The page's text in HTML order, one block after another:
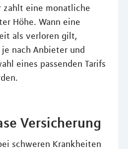
zahlt eine monatliche
Höhe. Wann eine
als verloren gilt,
nach Anbieter und
eines passenden Tarifs
Versicherung
schweren Krankheiten